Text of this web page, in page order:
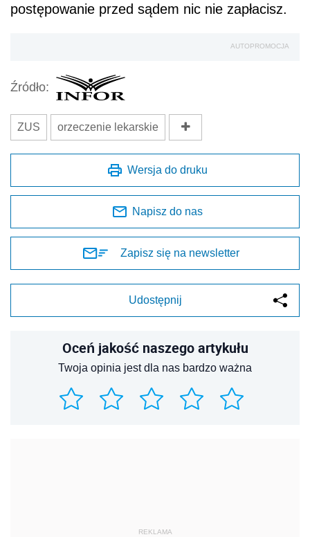
postępowanie przed sądem nic nie zapłacisz.
AUTOPROMOCJA
Źródło:
ZUS orzeczenie lekarskie
Wersja do druku
Napisz do nas
Zapisz się na newsletter
Udostępnij
Oceń jakość naszego artykułu
Twoja opinia jest dla nas bardzo ważna
REKLAMA